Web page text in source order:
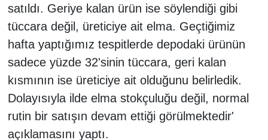
satıldı. Geriye kalan ürün ise söylendiği gibi
tüccara değil, üreticiye ait elma. Geçtiğimiz
hafta yaptığımız tespitlerde depodaki ürünün
sadece yüzde 32'sinin tüccara, geri kalan
kısmının ise üreticiye ait olduğunu belirledik.
Dolayısıyla ilde elma stokçuluğu değil, normal
rutin bir satışın devam ettiği görülmektedir'
açıklamasını yaptı.